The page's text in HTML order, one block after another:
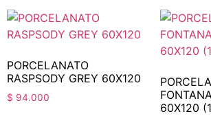
PORCELANATO
RASPSODY GREY 60X120
$ 94.000
60X120